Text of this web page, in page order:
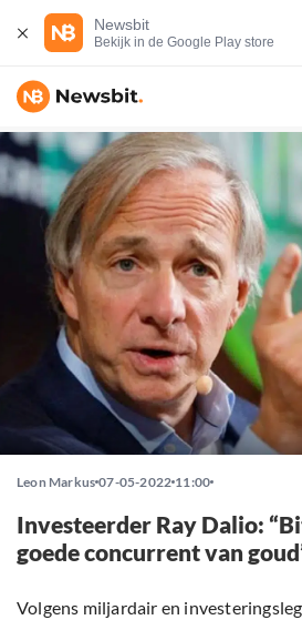
Newsbit
Bekijk in de Google Play store
Leon Markus 07-05-2022 11:00
Investeerder Ray Dalio:
goede concurrent van
Volgens miljardair en